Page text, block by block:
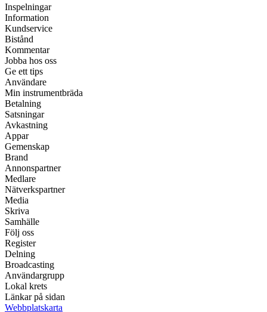
Inspelningar
Information
Kundservice
Bistånd
Kommentar
Jobba hos oss
Ge ett tips
Användare
Min instrumentbräda
Betalning
Satsningar
Avkastning
Appar
Gemenskap
Brand
Annonspartner
Medlare
Nätverkspartner
Media
Skriva
Samhälle
Följ oss
Register
Delning
Broadcasting
Användargrupp
Lokal krets
Länkar på sidan
Webbplatskarta